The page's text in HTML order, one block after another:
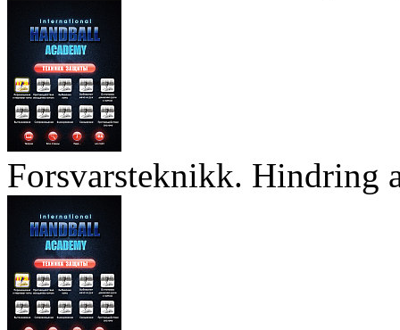
Forsvarsteknikk. Hindring